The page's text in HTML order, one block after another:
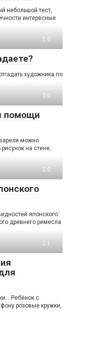
небольшой тест,
интересные
0
художника по
0
помощи
можно
на стене,
0
японского
древнего ремесла
1
Ребёнок с
розовые кружки,